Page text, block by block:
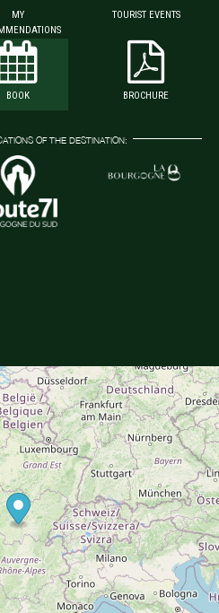
MY
TOURIST EVENTS
BOOK BROCHURE
OF THE DESTINATION: